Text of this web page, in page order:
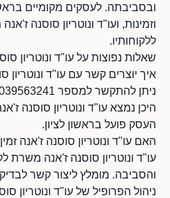
ובסביבתה. לעסקים מקומיים
וזמינות, ועו"ד ונוטריון סוסנה
ללקוחותיו.
שאלות נפוצות על עו"ד ונוטריון
איך יוצרים קשר עם עו"ד ונוטריון
ניתן להתקשר למספר 039563241.
היכן נמצא עו"ד ונוטריון סוסנה
העסק פועל בראשון לציון.
האם עו"ד ונוטריון סוסנה ז'אנה
עו"ד ונוטריון סוסנה ז'אנה משרת
והסביבה. מומלץ ליצור קשר
ניהול הפרופיל של עו"ד ונוטריון